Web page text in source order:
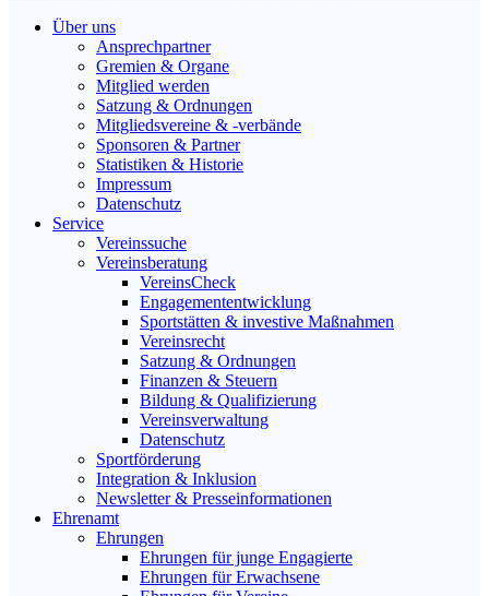
Über uns
Ansprechpartner
Gremien & Organe
Mitglied werden
Satzung & Ordnungen
Mitgliedsvereine & -verbände
Sponsoren & Partner
Statistiken & Historie
Impressum
Datenschutz
Service
Vereinssuche
Vereinsberatung
VereinsCheck
Engagemententwicklung
Sportstätten & investive Maßnahmen
Vereinsrecht
Satzung & Ordnungen
Finanzen & Steuern
Bildung & Qualifizierung
Vereinsverwaltung
Datenschutz
Sportförderung
Integration & Inklusion
Newsletter & Presseinformationen
Ehrenamt
Ehrungen
Ehrungen für junge Engagierte
Ehrungen für Erwachsene